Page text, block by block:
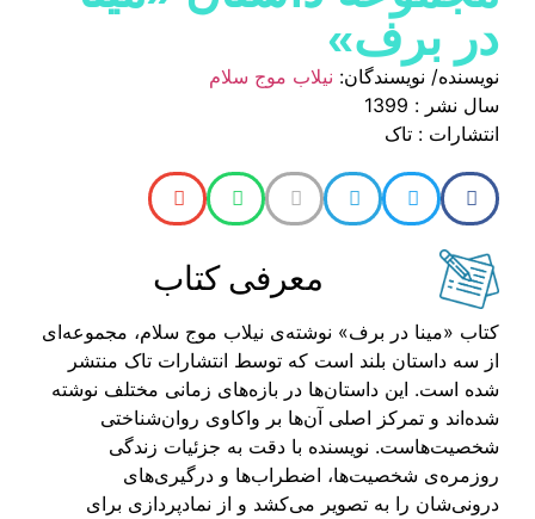
در برف»
نویسنده/ نویسندگان: نیلاب موج سلام
سال نشر : 1399
انتشارات : تاک
معرفی کتاب
کتاب «مینا در برف» نوشته‌ی نیلاب موج سلام، مجموعه‌ای
از سه داستان بلند است که توسط انتشارات تاک منتشر
شده است. این داستان‌ها در بازه‌های زمانی مختلف نوشته
شده‌اند و تمرکز اصلی آن‌ها بر واکاوی روان‌شناختی
شخصیت‌هاست. نویسنده با دقت به جزئیات زندگی
روزمره‌ی شخصیت‌ها، اضطراب‌ها و درگیری‌های
درونی‌شان را به تصویر می‌کشد و از نمادپردازی برای